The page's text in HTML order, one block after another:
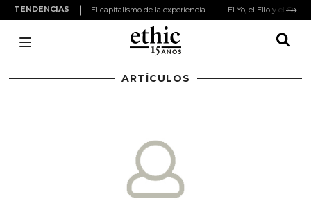
TENDENCIAS El capitalismo de la experiencia El Yo, el Ello y el
ARTÍCULOS